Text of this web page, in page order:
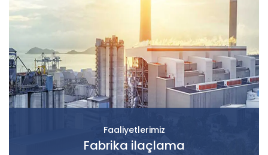
Faaliyetlerimiz
Fabrika ilaçlama